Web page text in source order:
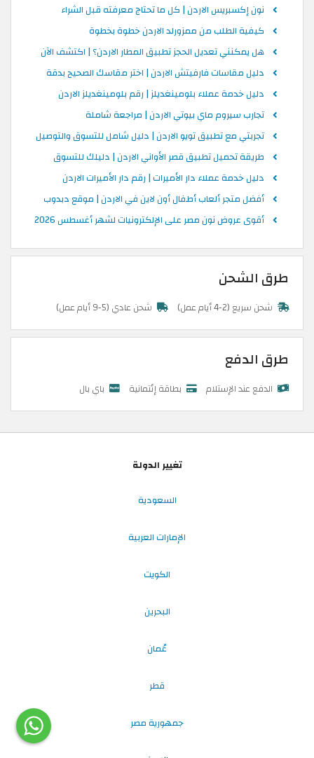
نون إكسبريس الاردن | كل ما تحتاج معرفته قبل الشراء
كيفية الطلب من ممزورلد الاردن خطوة بخطوة
هل يمكنني تعديل الحجز تطبيق المطار الاردن؟ | اكتشف الآن
دليل مقاسات فارفيتش الاردن | اختر مقاسك الصحيح بدقة
دليل خدمة عملاء بلومينغديلز | رقم بلومينغديلز الاردن
تجارب سيروم ماي بيوتي الاردن | مراجعة شاملة
تجربتي مع تطبيق تويو الاردن | دليل شامل للتسوق والتوصيل
طريقة تحميل تطبيق قصر الأواني الاردن | دليلك للتسوق
دليل خدمة عملاء دار الأميرات | رقم دار الأميرات الاردن
أفضل متجر ألعاب أطفال أون لاين في الاردن | موقع دبدوب
أقوى عروض نون مصر على الإلكترونيات لشهر أغسطس 2026
طرق الشحن
شحن سريع (2-4 أيام عمل) شحن عادي (5-9 أيام عمل)
طرق الدفع
الدفع عند الإستلام بطاقة إئتمانية باي بال
تغيير الدولة
السعودية
الإمارات العربية
الكويت
البحرين
عُمان
قطر
جمهورية مصر